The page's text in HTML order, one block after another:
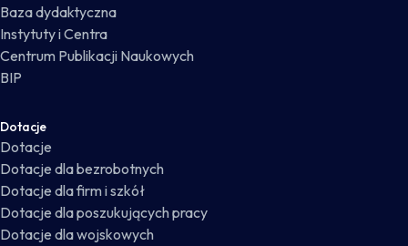
Baza dydaktyczna
Instytuty i Centra
Centrum Publikacji Naukowych
BIP
Dotacje
Dotacje
Dotacje dla bezrobotnych
Dotacje dla firm i szkół
Dotacje dla poszukujących pracy
Dotacje dla wojskowych